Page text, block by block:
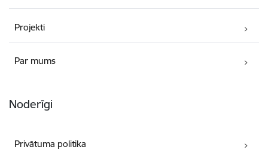
Projekti
Par mums
Noderīgi
Privātuma politika